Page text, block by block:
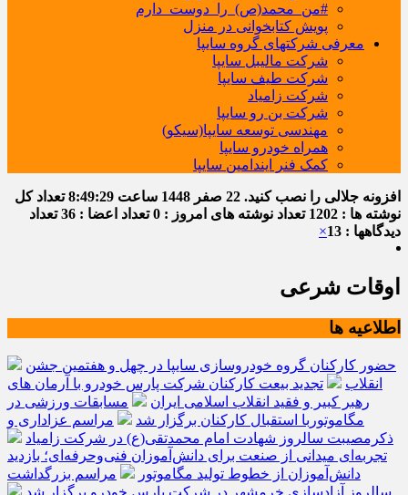
#من_محمد(ص)_را_دوست_دارم
پویش کتابخوانی در منزل
معرفی شرکتهای گروه سایپا
شرکت مالیبل سایپا
شرکت طیف سایپا
شرکت زامیاد
شرکت بن رو سایپا
مهندسی توسعه سایپا(سیکو)
همراه خودرو سایپا
کمک فنر ایندامین سایپا
افزونه جلالی را نصب کنید. 22 صفر 1448 ساعت 8:49:30تعداد کل
نوشته ها : 1202
تعداد نوشته های امروز : 0 تعداد اعضا : 36
تعداد
دیدگاهها : 13
×
اوقات شرعی
اطلاعیه ها
حضور کارکنان گروه خودروسازی سایپا در چهل و هفتمین جشن
انقلاب
تجدید بیعت کارکنان شرکت پارس خودرو با آرمان های
رهبر کبیر و فقید انقلاب اسلامی ایران
مسابقات ورزشی در
مگاموتوربا استقبال کارکنان برگزار شد
مراسم عزاداری و
ذکرمصیبت سالروز شهادت امام محمدتقی(ع) در شرکت زامیاد
تجربه‌ای میدانی از صنعت برای دانش‌آموزان فنی‌وحرفه‌ای؛ بازدید
دانش‌آموزان از خطوط تولید مگاموتور
مراسم بزرگداشت
سالروز آزادسازی خرمشهر در شرکت پارس خودرو برگزار شد